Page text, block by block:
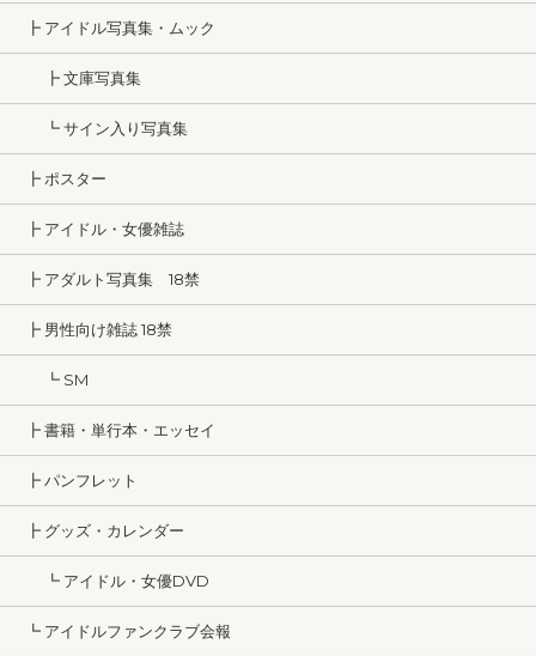
┣ アイドル写真集・ムック
┣ 文庫写真集
┗ サイン入り写真集
┣ ポスター
┣ アイドル・女優雑誌
┣ アダルト写真集 18禁
┣ 男性向け雑誌 18禁
┗ SM
┣ 書籍・単行本・エッセイ
┣ パンフレット
┣ グッズ・カレンダー
┗ アイドル・女優DVD
┗ アイドルファンクラブ会報